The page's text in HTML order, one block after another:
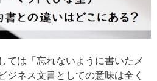
ては「忘れないように書いたメ
ジネス文書としての意味は全く